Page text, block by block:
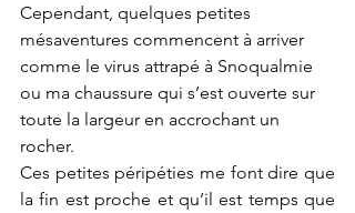
Cependant, quelques petites
mésaventures commencent à arriver
comme le virus attrapé à Snoqualmie
ou ma chaussure qui s’est ouverte sur
toute la largeur en accrochant un
rocher.
Ces petites péripéties me font dire que
la fin est proche et qu’il est temps que